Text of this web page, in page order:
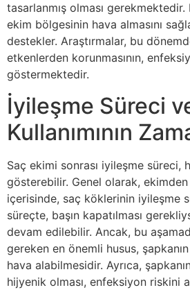
tasarlanmış olması
ekim bölgesinin hava almasını
destekler. Araştırmalar, bu
etkenlerden korunmasının,
göstermektedir.
İyileşme Süreci
Kullanımının
Saç ekimi sonrası iyileşme süreci,
gösterebilir. Genel olarak,
içerisinde, saç köklerinin iyileşme
süreçte, başın kapatılması
devam edilebilir. Ancak, bu
gereken en önemli husus, şapkanın
hava alabilmesidir. Ayrıca,
hijyenik olması, enfeksiyon riskini